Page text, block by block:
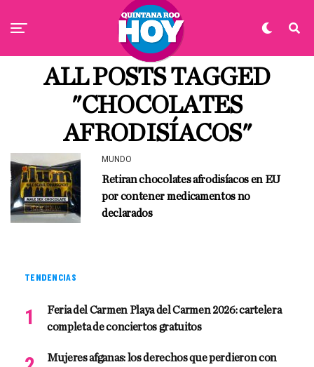
ALL POSTS TAGGED
"CHOCOLATES
AFRODISÍACOS"
MUNDO
Retiran chocolates afrodisíacos en EU
por contener medicamentos no
declarados
TENDENCIAS
Feria del Carmen Playa del Carmen 2026: cartelera
completa de conciertos gratuitos
Mujeres afganas: los derechos que perdieron con